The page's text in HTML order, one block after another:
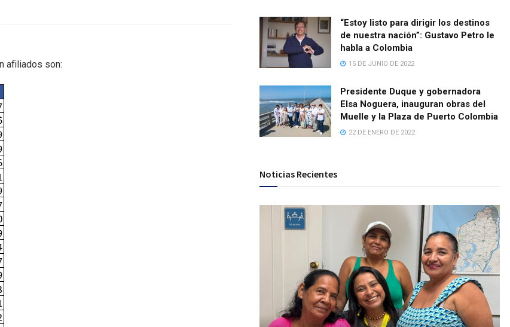
afiliados son:
“Estoy listo para dirigir los destinos
de nuestra nación”: Gustavo Petro le
habla a Colombia
15 DE JUNIO DE 2022
Presidente Duque y gobernadora
Elsa Noguera, inauguran obras del
Muelle y la Plaza de Puerto Colombia
22 DE ENERO DE 2022
Noticias Recientes